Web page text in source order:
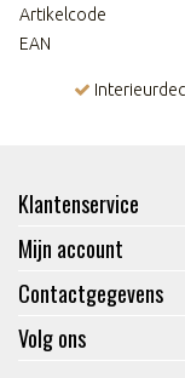
Artikelcode
EAN
Klantenservice
Mijn account
Contactgegevens
Volg ons